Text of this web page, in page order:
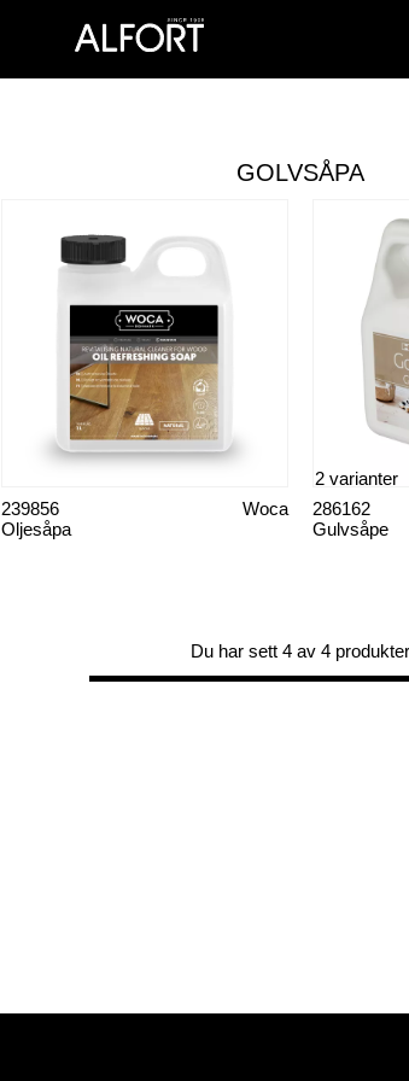
GOLVSÅPA
Oljesåpa
Woca
239856
Gulvsåpe
286162
2 varianter
Du har sett 4 av 4